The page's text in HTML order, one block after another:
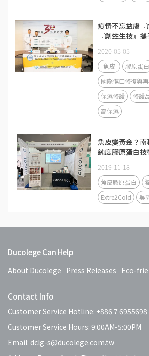
疫情不忘益膚
『創甡生技』
的肌膚
2020-05-05
魚皮
膠原蛋白
國際傷口修復與
保濕修護
修護
高保濕
魚皮變黃金？
純度膠原蛋白
2019-11-18
魚皮膠原蛋白
Extre2Cold
吳
Ducolege Can Help
About Ducolege Press Releases Eco-
Contact Info
Customer Service Hotline: +886 7 6955698
Customer Service Hours: 9:00AM-5:00PM
Email: dclg-s@ducolege.com.tw